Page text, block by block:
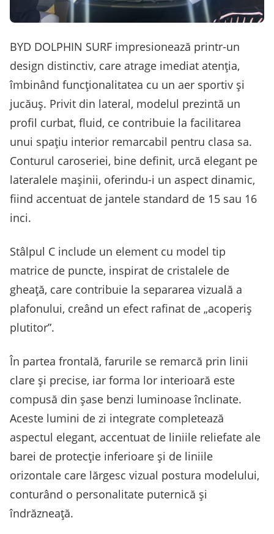
BYD DOLPHIN SURF impresionează printr-un
design distinctiv, care atrage imediat atenția,
îmbinând funcționalitatea cu un aer sportiv și
jucăuș. Privit din lateral, modelul prezintă un
profil curbat, fluid, ce contribuie la facilitarea
unui spațiu interior remarcabil pentru clasa sa.
Conturul caroseriei, bine definit, urcă elegant pe
lateralele mașinii, oferindu-i un aspect dinamic,
fiind accentuat de jantele standard de 15 sau 16
inci.
Stâlpul C include un element cu model tip
matrice de puncte, inspirat de cristalele de
gheață, care contribuie la separarea vizuală a
plafonului, creând un efect rafinat de „acoperiș
plutitor”.
În partea frontală, farurile se remarcă prin linii
clare și precise, iar forma lor interioară este
compusă din șase benzi luminoase înclinate.
Aceste lumini de zi integrate completează
aspectul elegant, accentuat de liniile reliefate ale
barei de protecție inferioare și de liniile
orizontale care lărgesc vizual postura modelului,
conturând o personalitate puternică și
îndrăzneață.